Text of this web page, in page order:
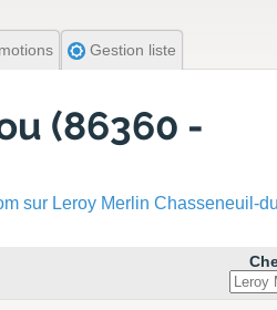
Gestion liste
(86360 -
sur Leroy Merlin Chasseneuil-